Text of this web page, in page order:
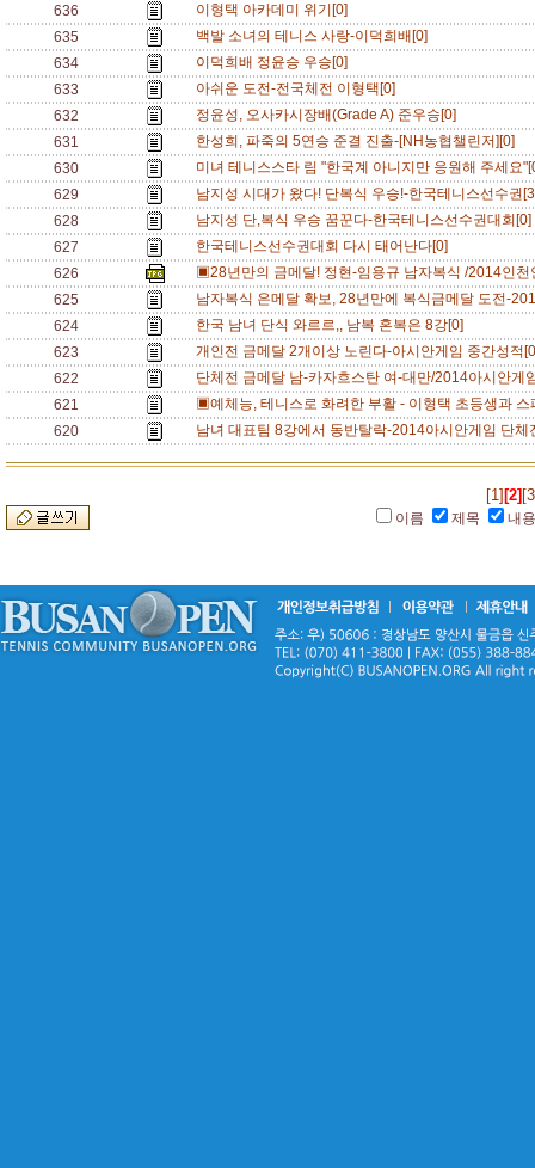
636
이형택 아카데미 위기[0]
635
백발 소녀의 테니스 사랑-이덕희배[0]
634
이덕희배 정윤승 우승[0]
633
아쉬운 도전-전국체전 이형택[0]
632
정윤성, 오사카시장배(Grade A) 준우승[0]
631
한성희, 파죽의 5연승 준결 진출-[NH농협챌린저][0]
630
미녀 테니스스타 림 "한국계 아니지만 응원해 주세요
629
남지성 시대가 왔다! 단복식 우승!-한국테니스선수권
628
남지성 단,복식 우승 꿈꾼다-한국테니스선수권대회
627
한국테니스선수권대회 다시 태어난다[0]
626
▣28년만의 금메달! 정현-임용규 남자복식 /2014인
625
남자복식 은메달 확보, 28년만에 복식금메달 도전-
624
한국 남녀 단식 와르르,, 남복 혼복은 8강[0]
623
개인전 금메달 2개이상 노린다-아시안게임 중간성적
622
단체전 금메달 남-카자흐스탄 여-대만/2014아시안게
621
▣예체능, 테니스로 화려한 부활 - 이형택 초등생과
620
남녀 대표팀 8강에서 동반탈락-2014아시안게임 단
[1] [2]
이름 제목 내